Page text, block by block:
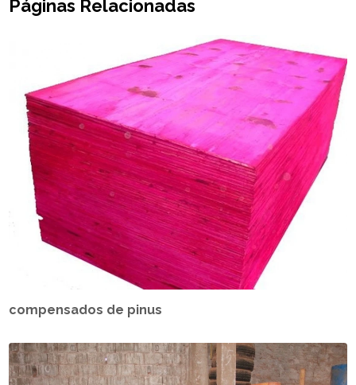
Páginas Relacionadas
compensados de pinus